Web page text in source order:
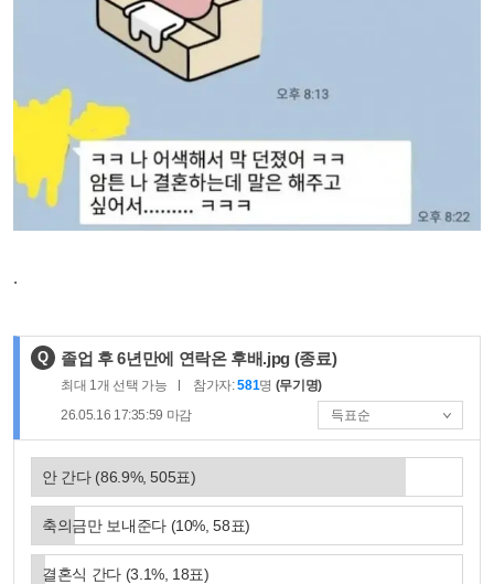
.
Q
제
목
:
졸업 후 6년만에 연락온 후배.jpg (종료)
최대 1개 선택 가능 참가자:581명 (무기명)
26.05.16 17:35:59 마감
안 간다 (86.9%,505표)
축의금만 보내준다 (10%,58표)
결혼식 간다 (3.1%, 18표)